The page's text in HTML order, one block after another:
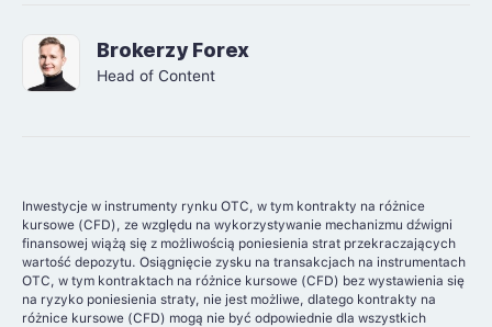
Brokerzy Forex
Head of Content
Inwestycje w instrumenty rynku OTC, w tym kontrakty na różnice
kursowe (CFD), ze względu na wykorzystywanie mechanizmu dźwigni
finansowej wiążą się z możliwością poniesienia strat przekraczających
wartość depozytu. Osiągnięcie zysku na transakcjach na instrumentach
OTC, w tym kontraktach na różnice kursowe (CFD) bez wystawienia się
na ryzyko poniesienia straty, nie jest możliwe, dlatego kontrakty na
różnice kursowe (CFD) mogą nie być odpowiednie dla wszystkich